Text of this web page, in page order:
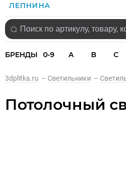
ЛЕПНИНА
БРЕНДЫ 0-9 A B C
3dplitka.ru – Светильники –
Потолочный